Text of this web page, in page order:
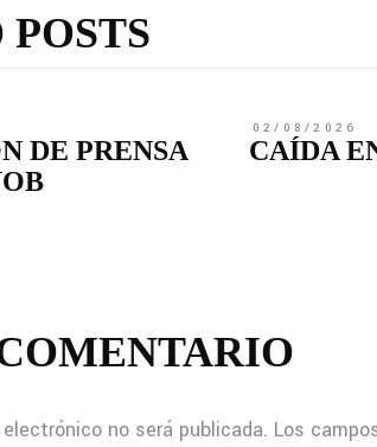
DE PRENSA
02/08/2026
CAÍDA
no será publicada. Los